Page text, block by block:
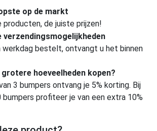
op de markt
producten, de juiste prijzen!
verzendingsmogelijkheden
werkdag bestelt, ontvangt u het binnen
grotere hoeveelheden kopen?
3 bumpers ontvang je 5% korting. Bij
bumpers profiteer je van een extra 10%